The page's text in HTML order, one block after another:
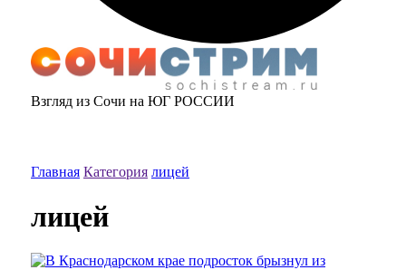
Взгляд из Сочи на ЮГ РОССИИ
Главная Категория лицей
лицей